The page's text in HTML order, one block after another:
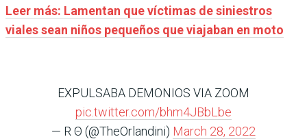
Leer más: Lamentan que víctimas de siniestros
viales sean niños pequeños que viajaban en moto
EXPULSABA DEMONIOS VIA ZOOM
pic.twitter.com/bhm4JBbLbe
— R Θ (@TheOrlandini) March 28, 2022